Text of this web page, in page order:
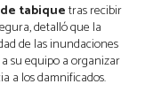
tabiquetras recibir
detalló que la
de las inundaciones
su equipo a organizar
a los damnificados.